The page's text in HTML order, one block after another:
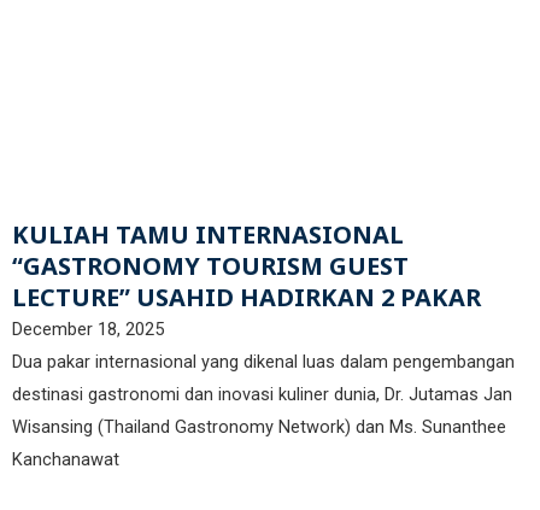
KULIAH TAMU INTERNASIONAL
“GASTRONOMY TOURISM GUEST
LECTURE” USAHID HADIRKAN 2 PAKAR
December 18, 2025
Dua pakar internasional yang dikenal luas dalam pengembangan
destinasi gastronomi dan inovasi kuliner dunia, Dr. Jutamas Jan
Wisansing (Thailand Gastronomy Network) dan Ms. Sunanthee
Kanchanawat